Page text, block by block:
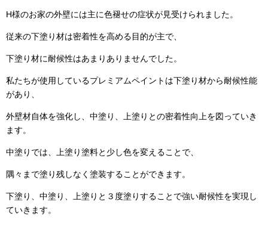
H様のお家の外壁には主に色褪せの症状が見受けられました。
従来の下塗り材は密着性を高める目的が主で、
下塗り材に耐候性はあまりありませんでした。
私たちが使用しているプレミアムペイントは下塗り材から耐候性能
があり、
外壁材自体を強化し、中塗り、上塗りとの密着性向上を図っていき
ます。
中塗りでは、上塗り塗料と少し色を変えることで、
隅々まで塗り残しなく塗装することができます。
下塗り、中塗り、上塗りと３度塗りすることで強い耐候性を実現し
ていきます。